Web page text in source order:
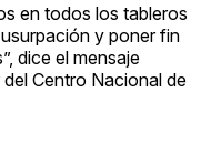
en todos los tableros
y poner fin
dice el mensaje
Centro Nacional de